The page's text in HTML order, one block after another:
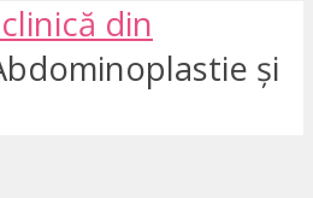
din
și